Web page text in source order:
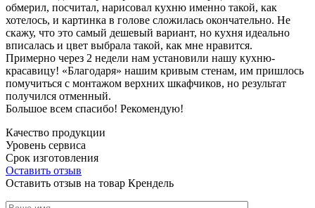
обмерил, посчитал, нарисовал кухню именно такой, как
хотелось, и картинка в голове сложилась окончательно. Не
скажу, что это самый дешевый вариант, но кухня идеально
вписалась и цвет выбрала такой, как мне нравится.
Примерно через 2 недели нам установили нашу кухню-
красавицу! «Благодаря» нашим кривым стенам, им пришлось
помучиться с монтажом верхних шкафчиков, но результат
получился отменный.
Большое всем спасибо! Рекомендую!
Качество продукции
Уровень сервиса
Срок изготовления
Оставить отзыв
Оставить отзыв на товар Крендель